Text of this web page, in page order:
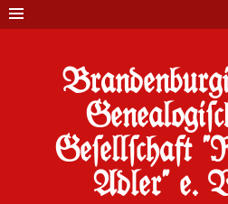
Ge#ell#chaft
Adler" e.